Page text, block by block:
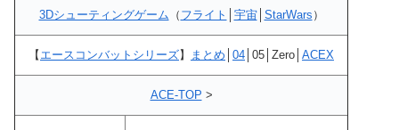
3Dシューティングゲーム （ フライト 宇宙│ StarWars ）
【 エースコンバットシリーズ】 まとめ 04 │05│Zero│ ACEX
ACE-TOP >